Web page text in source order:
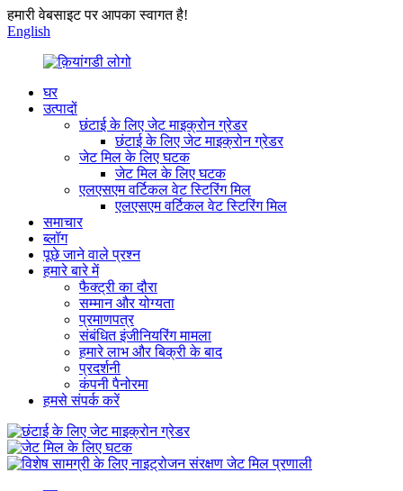
हमारी वेबसाइट पर आपका स्वागत है!
English
घर
उत्पादों
छंटाई के लिए जेट माइक्रोन ग्रेडर
छंटाई के लिए जेट माइक्रोन ग्रेडर
जेट मिल के लिए घटक
जेट मिल के लिए घटक
एलएसएम वर्टिकल वेट स्टिरिंग मिल
एलएसएम वर्टिकल वेट स्टिरिंग मिल
समाचार
ब्लॉग
पूछे जाने वाले प्रश्न
हमारे बारे में
फैक्ट्री का दौरा
सम्मान और योग्यता
प्रमाणपत्र
संबंधित इंजीनियरिंग मामला
हमारे लाभ और बिक्री के बाद
प्रदर्शनी
कंपनी पैनोरमा
हमसे संपर्क करें